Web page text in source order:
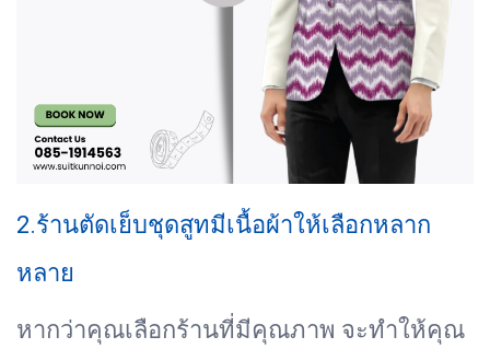
2.ร้านตัดเย็บชุดสูทมีเนื้อผ้าให้เลือกหลาก
หลาย
หากว่าคุณเลือกร้านที่มีคุณภาพ จะทำให้คุณ